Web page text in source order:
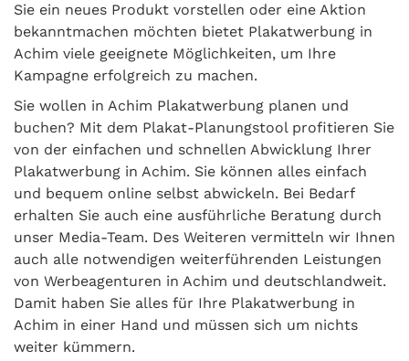
Sie ein neues Produkt vorstellen oder eine Aktion
bekanntmachen möchten bietet Plakatwerbung in
Achim viele geeignete Möglichkeiten, um Ihre
Kampagne erfolgreich zu machen.
Sie wollen in Achim Plakatwerbung planen und
buchen? Mit dem Plakat-Planungstool profitieren Sie
von der einfachen und schnellen Abwicklung Ihrer
Plakatwerbung in Achim. Sie können alles einfach
und bequem online selbst abwickeln. Bei Bedarf
erhalten Sie auch eine ausführliche Beratung durch
unser Media-Team. Des Weiteren vermitteln wir Ihnen
auch alle notwendigen weiterführenden Leistungen
von Werbeagenturen in Achim und deutschlandweit.
Damit haben Sie alles für Ihre Plakatwerbung in
Achim in einer Hand und müssen sich um nichts
weiter kümmern.